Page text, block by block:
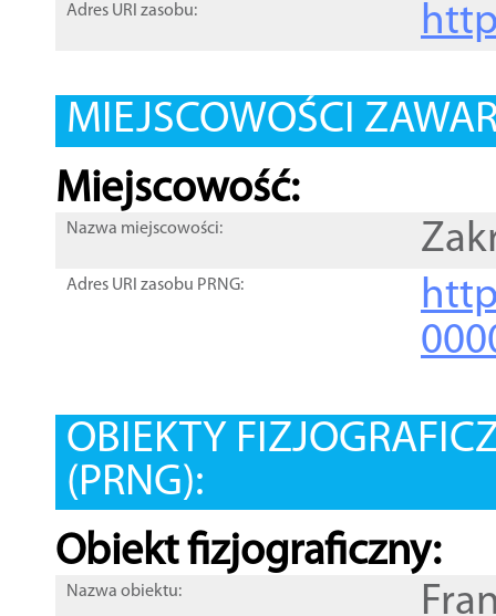
Adres URI zasobu:
MIEJSCOWOŚCI
Miejscowość:
Nazwa miejscowości:
Adres URI zasobu PRNG:
OBIEKTY
(PRNG):
Obiekt fizjograficzny:
Nazwa obiektu: